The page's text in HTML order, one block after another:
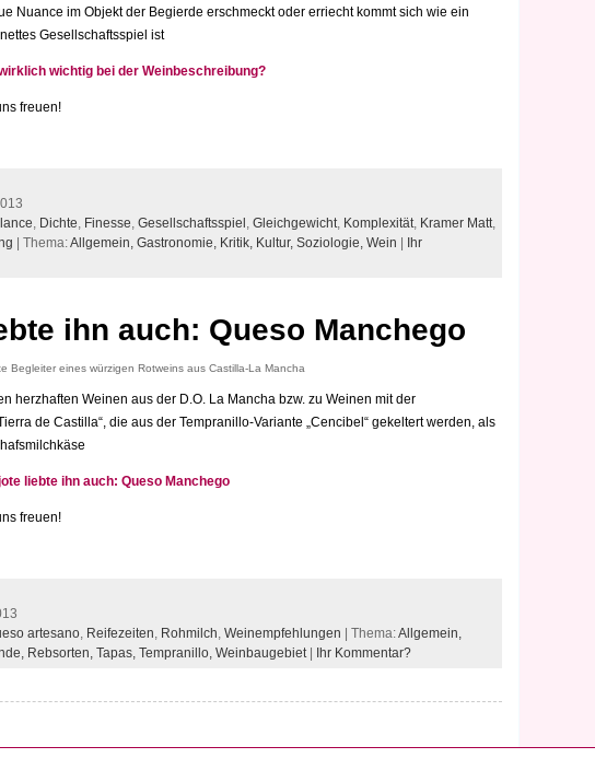
Nuance im Objekt der Begierde erschmeckt oder erriecht kommt sich wie ein
Gesellschaftsspiel ist
wichtig bei der Weinbeschreibung?
freuen!
, Dichte, Finesse, Gesellschaftsspiel , Gleichgewicht, Komplexität, Kramer Matt,
| Thema:Allgemein, Gastronomie, Kritik, Kultur, Soziologie, Wein
Ihr
ihn auch: Queso Manchego
Begleiter eines würzigen Rotweins aus Castilla-La Mancha
herzhaften Weinen aus der D.O. La Mancha bzw. zu Weinen mit der
de Castilla“, die aus der Tempranillo-Variante „Cencibel“ gekeltert werden, als
liebte ihn auch: Queso Manchego
freuen!
artesano Reifezeiten Rohmilch Weinempfehlungen | Thema:Allgemein,
Rebsorten, Tapas, Tempranillo, Weinbaugebiet | Ihr Kommentar?